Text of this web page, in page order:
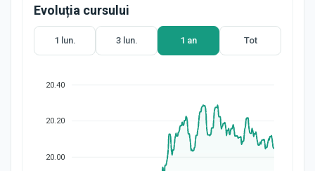
Evoluția cursului
1 lun. 3 lun. 1 an Tot
20.40
20.20
20.00